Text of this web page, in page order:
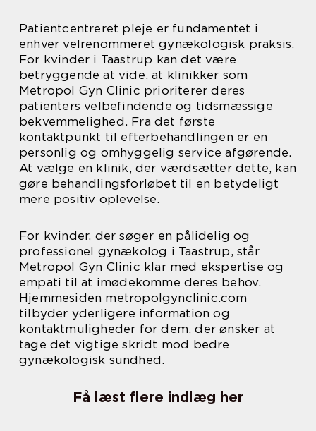
Patientcentreret pleje er fundamentet i
enhver velrenommeret gynækologisk praksis.
For kvinder i Taastrup kan det være
betryggende at vide, at klinikker som
Metropol Gyn Clinic prioriterer deres
patienters velbefindende og tidsmæssige
bekvemmelighed. Fra det første
kontaktpunkt til efterbehandlingen er en
personlig og omhyggelig service afgørende.
At vælge en klinik, der værdsætter dette, kan
gøre behandlingsforløbet til en betydeligt
mere positiv oplevelse.
For kvinder, der søger en pålidelig og
professionel gynækolog i Taastrup, står
Metropol Gyn Clinic klar med ekspertise og
empati til at imødekomme deres behov.
Hjemmesiden metropolgynclinic.com
tilbyder yderligere information og
kontaktmuligheder for dem, der ønsker at
tage det vigtige skridt mod bedre
gynækologisk sundhed.
Få læst flere indlæg her